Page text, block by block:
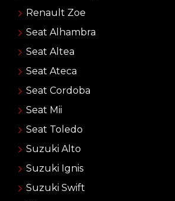
Renault Zoe
Seat Alhambra
Seat Altea
Seat Ateca
Seat Cordoba
Seat Mii
Seat Toledo
Suzuki Alto
Suzuki Ignis
Suzuki Swift